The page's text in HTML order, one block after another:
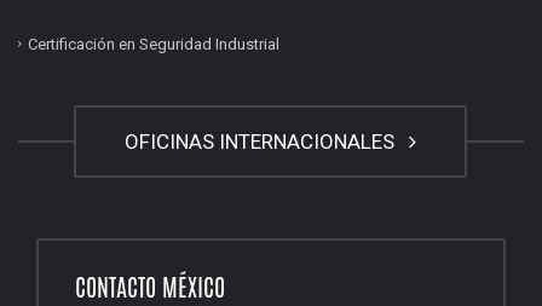
Certificación en Seguridad Industrial
OFICINAS INTERNACIONALES
CONTACTO MÉXICO